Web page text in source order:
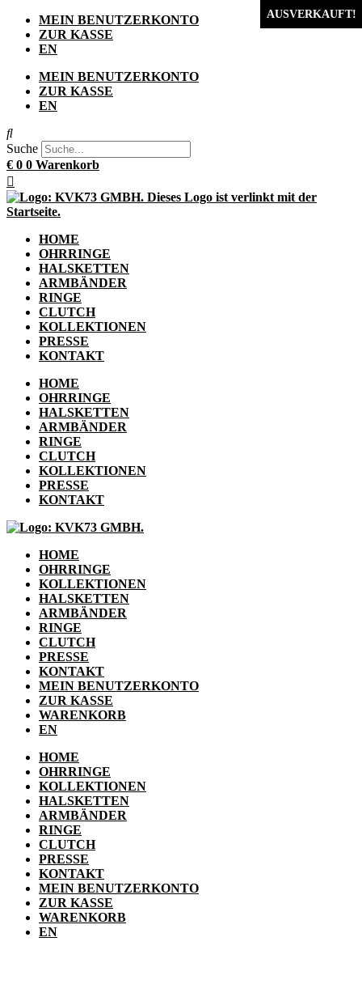
Zum
Inhalt
springen
MEIN BENUTZERKONTO
ZUR KASSE
EN
MEIN BENUTZERKONTO
ZUR KASSE
EN
Suche
€ 0 0 Warenkorb
HOME
OHRRINGE
HALSKETTEN
ARMBÄNDER
RINGE
CLUTCH
KOLLEKTIONEN
PRESSE
KONTAKT
HOME
OHRRINGE
HALSKETTEN
ARMBÄNDER
RINGE
CLUTCH
KOLLEKTIONEN
PRESSE
KONTAKT
HOME
OHRRINGE
KOLLEKTIONEN
HALSKETTEN
ARMBÄNDER
RINGE
CLUTCH
PRESSE
KONTAKT
MEIN BENUTZERKONTO
ZUR KASSE
WARENKORB
EN
HOME
OHRRINGE
KOLLEKTIONEN
HALSKETTEN
ARMBÄNDER
RINGE
CLUTCH
PRESSE
KONTAKT
MEIN BENUTZERKONTO
ZUR KASSE
WARENKORB
EN
AUSVERKAUFT!